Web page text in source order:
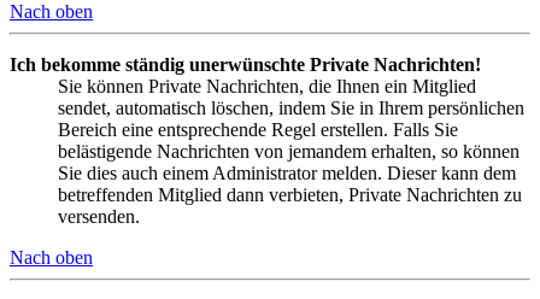
Nach oben
Ich bekomme ständig unerwünschte Private Nachrichten!
Sie können Private Nachrichten, die Ihnen ein Mitglied
sendet, automatisch löschen, indem Sie in Ihrem persönlichen
Bereich eine entsprechende Regel erstellen. Falls Sie
belästigende Nachrichten von jemandem erhalten, so können
Sie dies auch einem Administrator melden. Dieser kann dem
betreffenden Mitglied dann verbieten, Private Nachrichten zu
versenden.
Nach oben